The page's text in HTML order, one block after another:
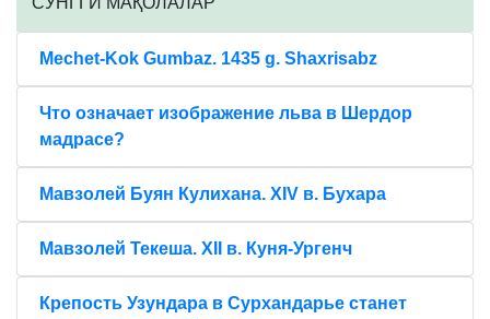
Mechet-Kok Gumbaz. 1435 g. Shaxrisabz
Что означает изображение льва в Шердор
мадрасе?
Мавзолей Буян Кулихана. XIV в. Бухара
Мавзолей Текеша. XII в. Куня-Ургенч
Крепость Узундара в Сурхандарье станет